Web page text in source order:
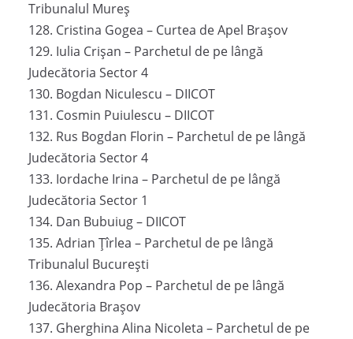
Tribunalul Mureș
128. Cristina Gogea – Curtea de Apel Brașov
129. Iulia Crișan – Parchetul de pe lângă
Judecătoria Sector 4
130. Bogdan Niculescu – DIICOT
131. Cosmin Puiulescu – DIICOT
132. Rus Bogdan Florin – Parchetul de pe lângă
Judecătoria Sector 4
133. Iordache Irina – Parchetul de pe lângă
Judecătoria Sector 1
134. Dan Bubuiug – DIICOT
135. Adrian Țîrlea – Parchetul de pe lângă
Tribunalul București
136. Alexandra Pop – Parchetul de pe lângă
Judecătoria Brașov
137. Gherghina Alina Nicoleta – Parchetul de pe